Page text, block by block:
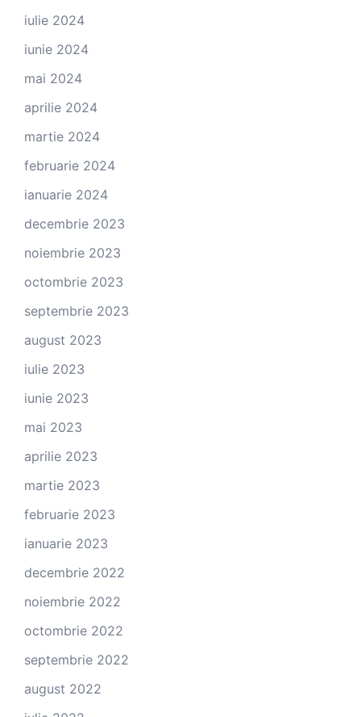
iulie 2024
iunie 2024
mai 2024
aprilie 2024
martie 2024
februarie 2024
ianuarie 2024
decembrie 2023
noiembrie 2023
octombrie 2023
septembrie 2023
august 2023
iulie 2023
iunie 2023
mai 2023
aprilie 2023
martie 2023
februarie 2023
ianuarie 2023
decembrie 2022
noiembrie 2022
octombrie 2022
septembrie 2022
august 2022